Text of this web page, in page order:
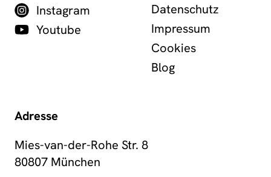
Instagram
Youtube
Datenschutz
Impressum
Cookies
Blog
Adresse
Mies-van-der-Rohe Str. 8
80807 München